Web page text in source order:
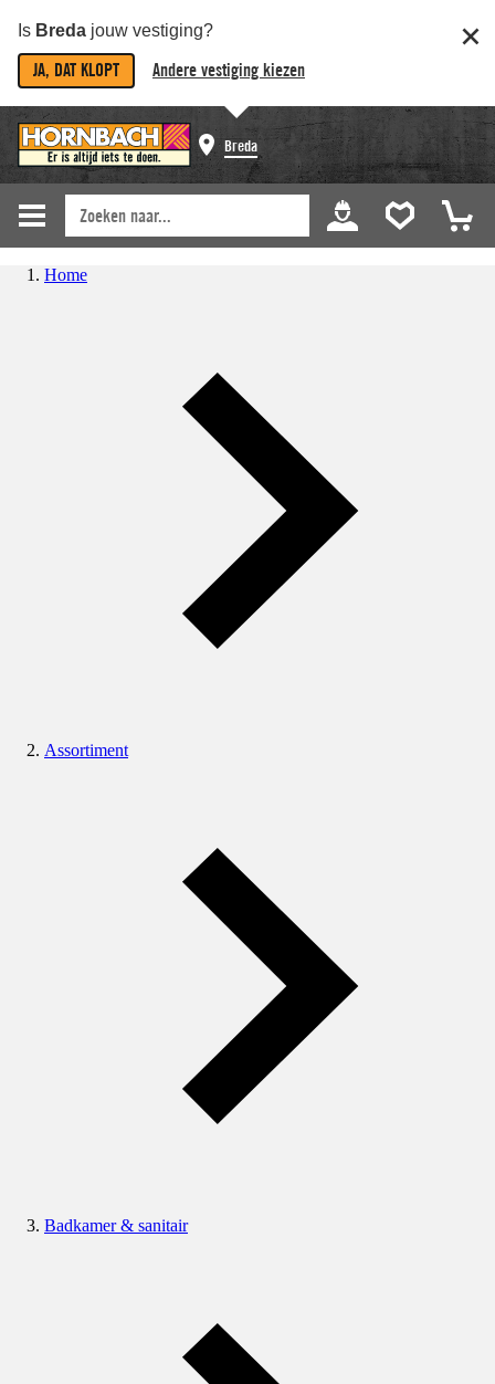
Is Breda jouw vestiging?
JA, DAT KLOPT Andere vestiging kiezen
Breda
Home
Assortiment
Badkamer & sanitair